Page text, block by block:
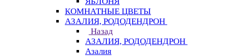
КОМНАТНЫЕ ЦВЕТЫ
АЗАЛИЯ, РОДОДЕНДРОН
Назад
АЗАЛИЯ, РОДОДЕНДРОН
Азалия